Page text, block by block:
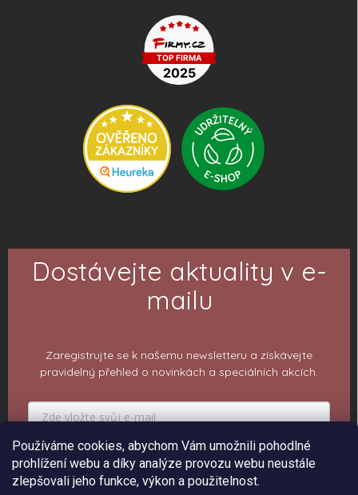
Používáme cookies, abychom Vám umožnili pohodlné
prohlížení webu a díky analýze provozu webu neustále
zlepšovali jeho funkce, výkon a použitelnost.
Dostávejte aktuality v e-
mailu
Zaregistrujte se k našemu newsletteru a získávejte
pravidelný přehled o novinkách a speciálních akcích.
PŘIHLÁSIT K ODBĚRU